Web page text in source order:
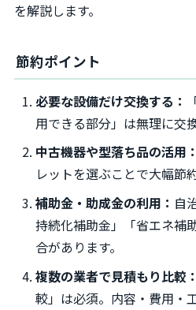
を解説します。
節約ポイント
必要な設備だけ交換する：
用できる部分」は無理に交
中古機器や型落ち品の活用
レットを選ぶことで大幅節
補助金・助成金の利用： 自
持続化補助金」「省エネ補
合があります。
複数の業者で見積もり比較：
較」は必須。内容・費用・